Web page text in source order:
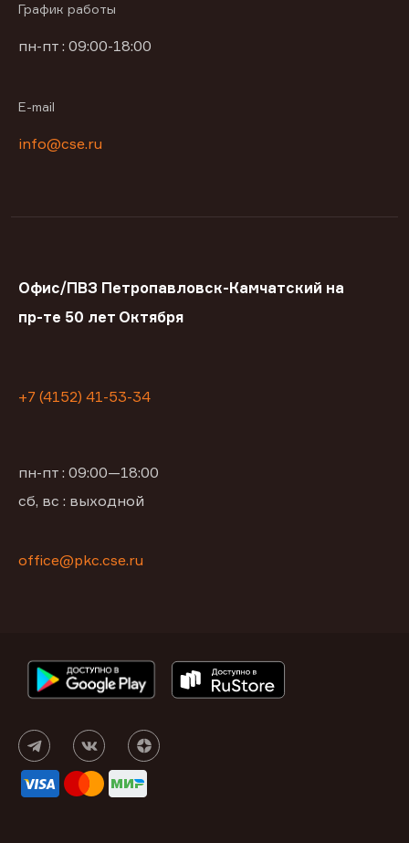
График работы
пн-пт : 09:00-18:00
E-mail
info@cse.ru
Офис/ПВЗ Петропавловск-Камчатский на
пр-те 50 лет Октября
+7 (4152) 41-53-34
пн-пт : 09:00—18:00
сб, вс : выходной
office@pkc.cse.ru